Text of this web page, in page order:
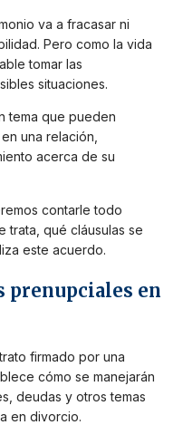
va a fracasar ni
Pero como la vida
tomar las
situaciones.
tema que pueden
una relación,
acerca de su
contarle todo
trata, qué cláusulas se
este acuerdo.
prenupciales en
firmado por una
cómo se manejarán
deudas y otros temas
en divorcio.